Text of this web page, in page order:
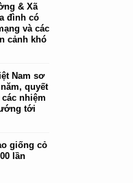
& Xã
đình có
và các
cảnh khó
Nam sơ
quyết
nhiệm
tới
giống cỏ
lần